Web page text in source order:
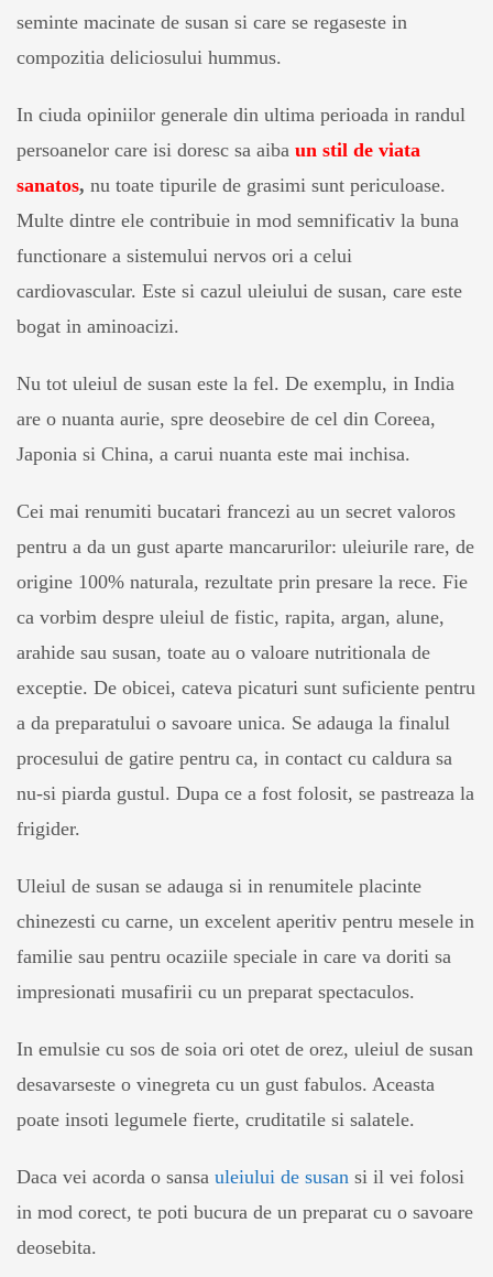
seminte macinate de susan si care se regaseste in
compozitia deliciosului hummus.
In ciuda opiniilor generale din ultima perioada in randul
persoanelor care isi doresc sa aiba un stil de viata
sanatos, nu toate tipurile de grasimi sunt periculoase.
Multe dintre ele contribuie in mod semnificativ la buna
functionare a sistemului nervos ori a celui
cardiovascular. Este si cazul uleiului de susan, care este
bogat in aminoacizi.
Nu tot uleiul de susan este la fel. De exemplu, in India
are o nuanta aurie, spre deosebire de cel din Coreea,
Japonia si China, a carui nuanta este mai inchisa.
Cei mai renumiti bucatari francezi au un secret valoros
pentru a da un gust aparte mancarurilor: uleiurile rare, de
origine 100% naturala, rezultate prin presare la rece. Fie
ca vorbim despre uleiul de fistic, rapita, argan, alune,
arahide sau susan, toate au o valoare nutritionala de
exceptie. De obicei, cateva picaturi sunt suficiente pentru
a da preparatului o savoare unica. Se adauga la finalul
procesului de gatire pentru ca, in contact cu caldura sa
nu-si piarda gustul. Dupa ce a fost folosit, se pastreaza la
frigider.
Uleiul de susan se adauga si in renumitele placinte
chinezesti cu carne, un excelent aperitiv pentru mesele in
familie sau pentru ocaziile speciale in care va doriti sa
impresionati musafirii cu un preparat spectaculos.
In emulsie cu sos de soia ori otet de orez, uleiul de susan
desavarseste o vinegreta cu un gust fabulos. Aceasta
poate insoti legumele fierte, cruditatile si salatele.
Daca vei acorda o sansa uleiului de susan si il vei folosi
in mod corect, te poti bucura de un preparat cu o savoare
deosebita.